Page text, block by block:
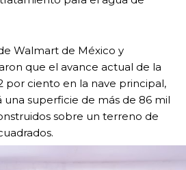
Walmart de México y
que el avance actual de la
por ciento en la nave principal,
una superficie de más de 86 mil
sobre un terreno de